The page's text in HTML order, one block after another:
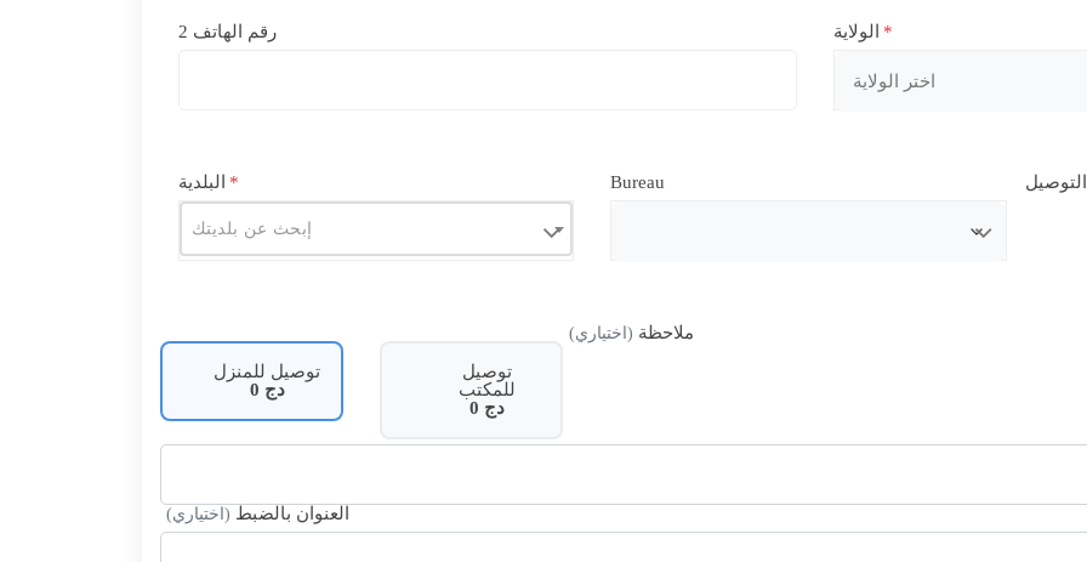
رقم الهاتف 2 الولاية *
البلدية *
إبحث عن بلديتك
Bureau
توصيل للمنزل
0 دج
توصيل
للمكتب
0 دج
ملاحظة (اختياري)
العنوان بالضبط (اختياري)